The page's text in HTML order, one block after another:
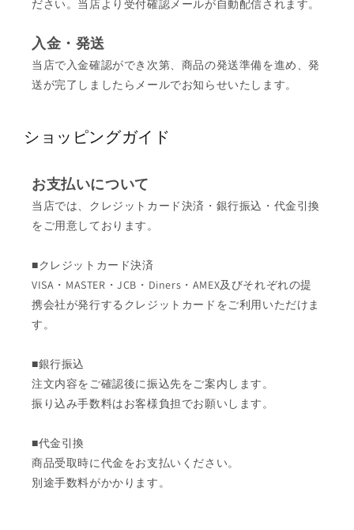
ださい。当店より受付確認メールが自動配信されます。
入金・発送
当店で入金確認ができ次第、商品の発送準備を進め、発
送が完了しましたらメールでお知らせいたします。
ショッピングガイド
お支払いについて
当店では、クレジットカード決済・銀行振込・代金引換
をご用意しております。
■クレジットカード決済
VISA・MASTER・JCB・Diners・AMEX及びそれぞれの提
携会社が発行するクレジットカードをご利用いただけま
す。
■銀行振込
注文内容をご確認後に振込先をご案内します。
振り込み手数料はお客様負担でお願いします。
■代金引換
商品受取時に代金をお支払いください。
別途手数料がかかります。